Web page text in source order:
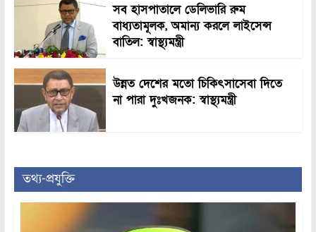
সব হাসপাতালে ডেলিভারি রুম
বাধ্যতামূলক, অমান্য করলে লাইসেন্স
বাতিল: স্বাস্থ্যমন্ত্রী
উন্নত দেশের মতো চিকিৎসাসেবা দিতে
না পারা দুঃখজনক: স্বাস্থ্যমন্ত্রী
তথ্য-প্রযুক্তি